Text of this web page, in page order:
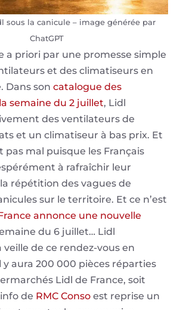
sous la canicule – image générée par
ChatGPT
a priori par une promesse simple
et des climatiseurs en
Dans son catalogue des
semaine du 2 juillet, Lidl
des ventilateurs de
et un climatiseur à bas prix. Et
mal puisque les Français
à rafraîchir leur
répétition des vagues de
sur le territoire. Et ce n’est
annonce une nouvelle
du 6 juillet… Lidl
de ce rendez-vous en
y aura 200 000 pièces réparties
Lidl de France, soit
de RMC Conso est reprise un